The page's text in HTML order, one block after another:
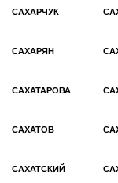
САХАРЧУК
САХАРЯН
САХАТАРОВА
САХАТОВ
САХАТСКИЙ